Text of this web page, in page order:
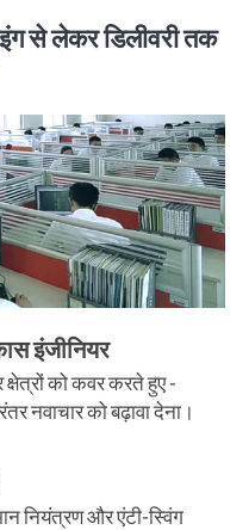
से लेकर डिलीवरी तक
इंजीनियर
को कवर करते हुए -
नवाचार को बढ़ावा देना।
नियंत्रण और एंटी-स्विंग